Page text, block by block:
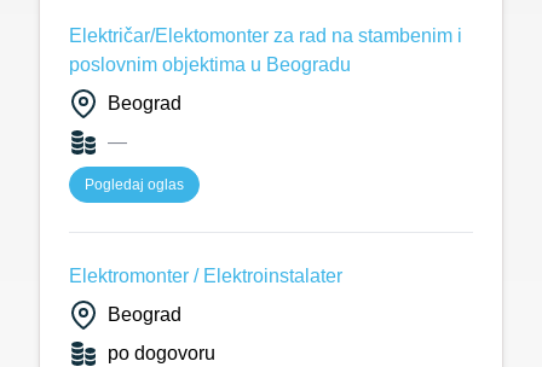
Električar/Elektomonter za rad na stambenim i
poslovnim objektima u Beogradu
Beograd
—
Pogledaj oglas
Elektromonter / Elektroinstalater
Beograd
po dogovoru